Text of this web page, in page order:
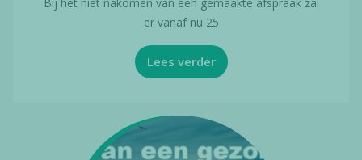
Bij het niet nakomen van een gemaakte afspraak zal
er vanaf nu 25
Lees verder